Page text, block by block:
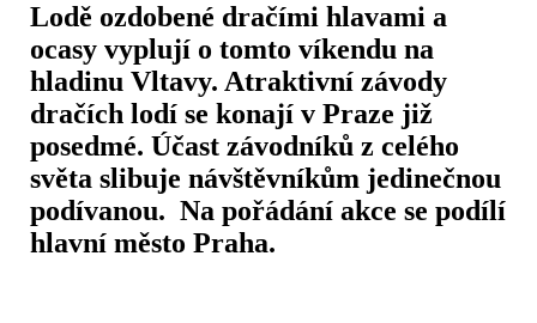
Lodě ozdobené dračími hlavami a
ocasy vyplují o tomto víkendu na
hladinu Vltavy. Atraktivní závody
dračích lodí se konají v Praze již
posedmé. Účast závodníků z celého
světa slibuje návštěvníkům jedinečnou
podívanou. Na pořádání akce se podílí
hlavní město Praha.